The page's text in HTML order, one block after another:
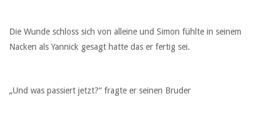
Die Wunde schloss sich von alleine und Simon fühlte in seinem
Nacken als Yannick gesagt hatte das er fertig sei.
„Und was passiert jetzt?“ fragte er seinen Bruder